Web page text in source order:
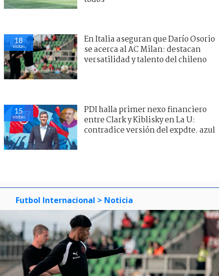
18
visitas
En Italia aseguran que Darío Osorio
se acerca al AC Milan: destacan
versatilidad y talento del chileno
15
visitas
PDI halla primer nexo financiero
entre Clark y Kiblisky en La U:
contradice versión del expdte. azul
Futbol Internacional > Noticia